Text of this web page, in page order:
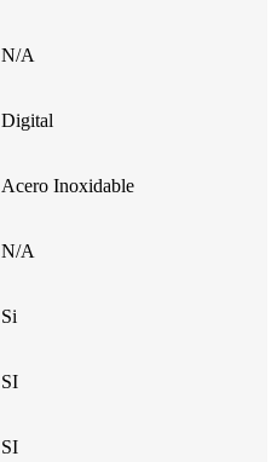
N/A
Digital
Acero Inoxidable
N/A
Si
SI
SI